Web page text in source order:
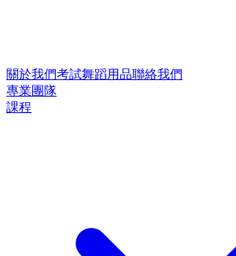
關於我們考試舞蹈用品聯絡我們
專業團隊
課程